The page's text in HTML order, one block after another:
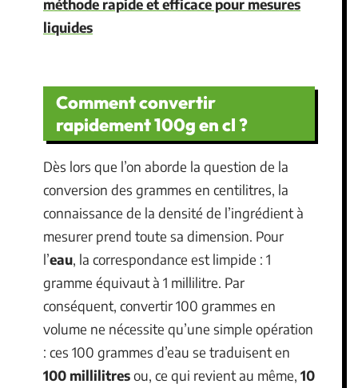
méthode rapide et efficace pour mesures
liquides
Comment convertir
rapidement 100g en cl ?
Dès lors que l’on aborde la question de la
conversion des grammes en centilitres, la
connaissance de la densité de l’ingrédient à
mesurer prend toute sa dimension. Pour
l’eau, la correspondance est limpide : 1
gramme équivaut à 1 millilitre. Par
conséquent, convertir 100 grammes en
volume ne nécessite qu’une simple opération
: ces 100 grammes d’eau se traduisent en
100 millilitresou, ce qui revient au même, 10